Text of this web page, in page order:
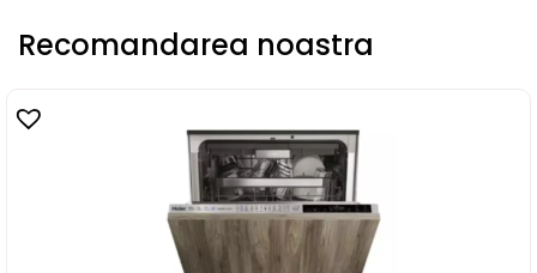
Recomandarea noastra